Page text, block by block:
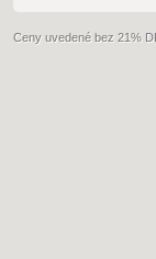
Ceny uvedené bez 21%